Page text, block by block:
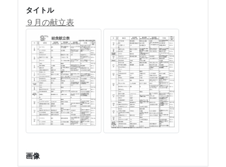
タイトル
９月の献立表
画像